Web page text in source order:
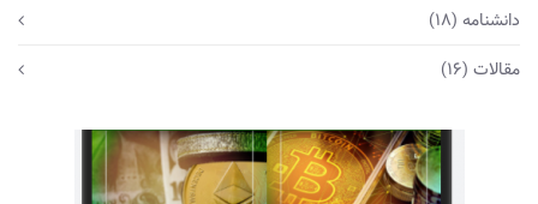
دانشنامه (18)
مقالات (16)